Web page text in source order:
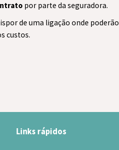
por parte da seguradora.
de uma ligação onde
custos.
Links rápidos